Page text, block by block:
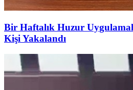
Bir Haftalık Huzur
Kişi Yakalandı